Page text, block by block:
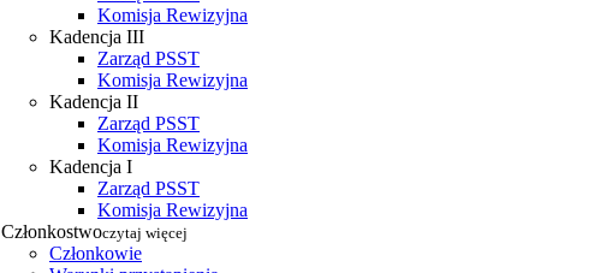
Komisja Rewizyjna
Kadencja III
Zarząd PSST
Komisja Rewizyjna
Kadencja II
Zarząd PSST
Komisja Rewizyjna
Kadencja I
Zarząd PSST
Komisja Rewizyjna
Członkostwoczytaj więcej
Członkowie